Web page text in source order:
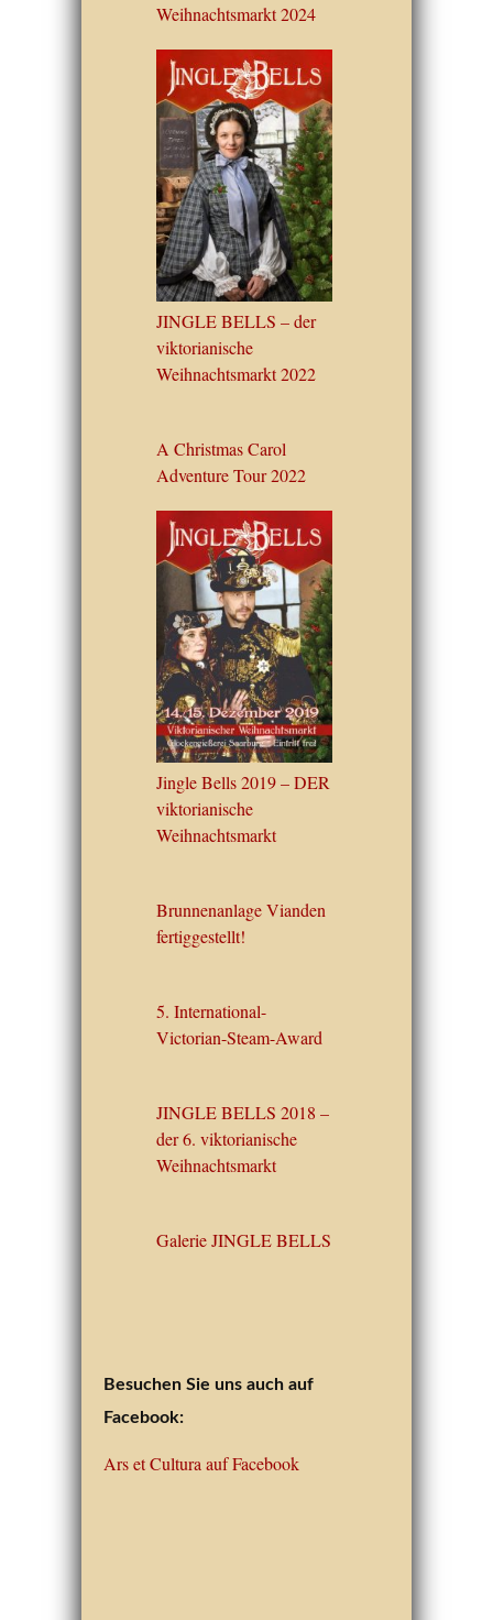
Weihnachtsmarkt 2024
JINGLE BELLS – der
viktorianische
Weihnachtsmarkt 2022
A Christmas Carol
Adventure Tour 2022
Jingle Bells 2019 – DER
viktorianische
Weihnachtsmarkt
Brunnenanlage Vianden
fertiggestellt!
5. International-
Victorian-Steam-Award
JINGLE BELLS 2018 –
der 6. viktorianische
Weihnachtsmarkt
Galerie JINGLE BELLS
Besuchen Sie uns auch auf
Facebook:
Ars et Cultura auf Facebook